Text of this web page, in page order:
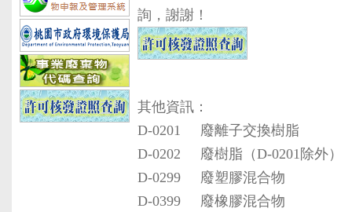
詢，謝謝！
其他資訊：
D-0201
廢離子交換樹脂
D-0202
廢樹脂（D-0201除外）
D-0299
廢塑膠混合物
D-0399
廢橡膠混合物